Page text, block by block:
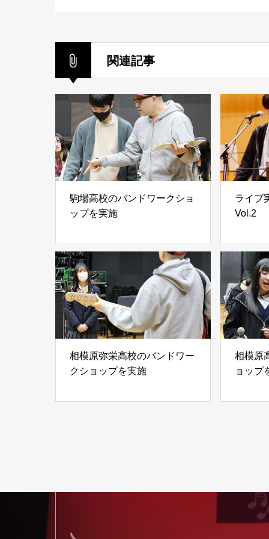
関連記事
駒場高校のバンドワークショ
ップを実施
ライブ
Vol.2
相模原弥栄高校のバンドワー
クショップを実施
相模原
ョップ